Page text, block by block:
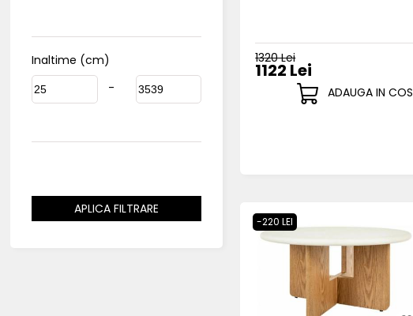
Inaltime (cm)
-
APLICA FILTRARE
1320 Lei
1122 Lei
ADAUGA IN COS
-220 LEI